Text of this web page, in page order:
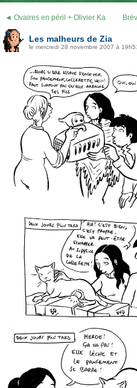
◄ Ovaires en péril + Olivier Ka
Les malheurs de Zia
le mercredi 28 novembre 2007 à